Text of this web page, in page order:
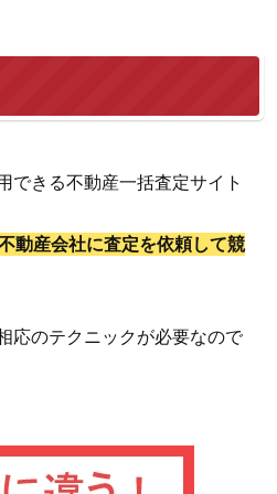
できる不動産一括査定サイト
動産会社に査定を依頼して競
応のテクニックが必要なので